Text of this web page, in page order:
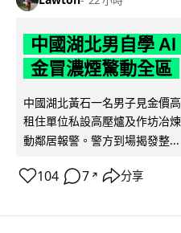
中國湖北男自學
金冒濃煙驚動全區
中國湖北黃石一名男子見金價
租住單位私設高壓爐及作坊冶
動鄰居報警。警方到場揭發整...
104 7 ↗ 分享